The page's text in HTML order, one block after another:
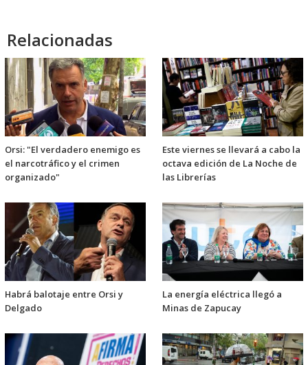
Relacionadas
Orsi: "El verdadero enemigo es
el narcotráfico y el crimen
organizado"
Este viernes se llevará a cabo la
octava edición de La Noche de
las Librerías
Habrá balotaje entre Orsi y
Delgado
La energía eléctrica llegó a
Minas de Zapucay